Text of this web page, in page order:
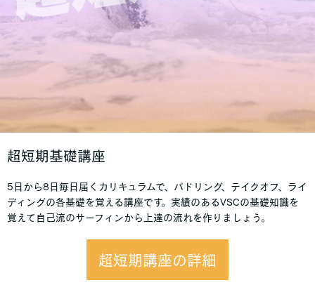
超短期基礎講座
5日から8日毎日届くカリキュラムで、パドリング、テイクオフ、ライ
ディングの各基礎を覚える講座です。実績のあるVSCの基礎知識を
覚えて自己流のサーフィンから上達の流れを作りましょう。
超短期講座の詳細